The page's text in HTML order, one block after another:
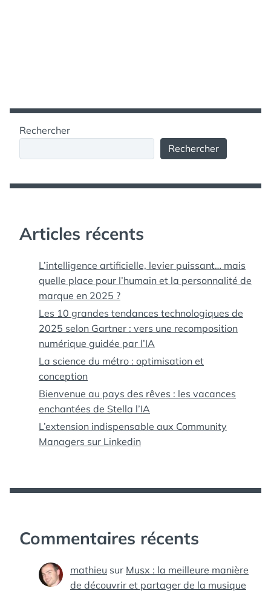
Rechercher
Rechercher
Articles récents
L’intelligence artificielle, levier puissant… mais
quelle place pour l’humain et la personnalité de
marque en 2025 ?
Les 10 grandes tendances technologiques de
2025 selon Gartner : vers une recomposition
numérique guidée par l’IA
La science du métro : optimisation et
conception
Bienvenue au pays des rêves : les vacances
enchantées de Stella l’IA
L’extension indispensable aux Community
Managers sur Linkedin
Commentaires récents
mathieu sur Musx : la meilleure manière
de découvrir et partager de la musique